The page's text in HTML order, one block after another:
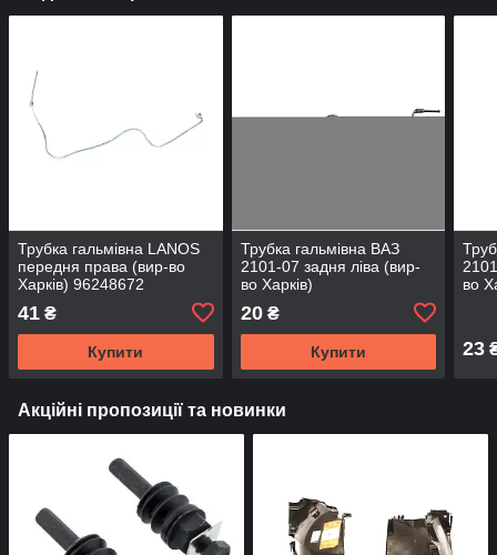
Трубка гальмівна LANOS
передня права (вир-во
Харків) 96248672
41 ₴
Купити
Трубка гальмівна ВАЗ
2101-07 задня ліва (вир-
во Харків)
20₴
Купити
во
23
Акційні пропозиції та новинки